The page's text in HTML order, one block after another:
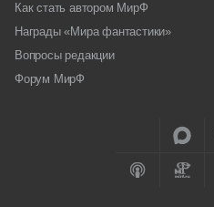
Как стать автором МирФ
Награды «Мира фантастики»
Вопросы редакции
Форум МирФ